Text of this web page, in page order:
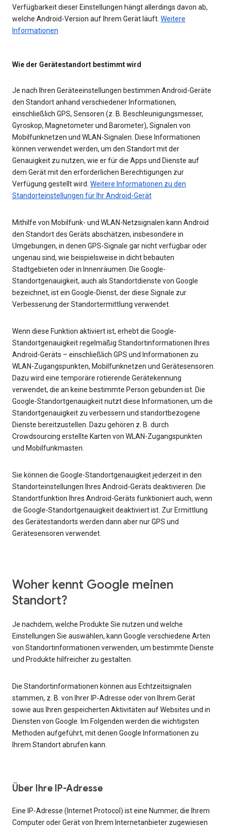
Verfügbarkeit dieser Einstellungen hängt allerdings davon ab,
welche Android-Version auf Ihrem Gerät läuft. Weitere
Informationen
Wie der Gerätestandort bestimmt wird
Je nach Ihren Geräteeinstellungen bestimmen Android-Geräte
den Standort anhand verschiedener Informationen,
einschließlich GPS, Sensoren (z. B. Beschleunigungsmesser,
Gyroskop, Magnetometer und Barometer), Signalen von
Mobilfunknetzen und WLAN-Signalen. Diese Informationen
können verwendet werden, um den Standort mit der
Genauigkeit zu nutzen, wie er für die Apps und Dienste auf
dem Gerät mit den erforderlichen Berechtigungen zur
Verfügung gestellt wird. Weitere Informationen zu den
Standorteinstellungen für Ihr Android-Gerät
Mithilfe von Mobilfunk- und WLAN-Netzsignalen kann Android
den Standort des Geräts abschätzen, insbesondere in
Umgebungen, in denen GPS-Signale gar nicht verfügbar oder
ungenau sind, wie beispielsweise in dicht bebauten
Stadtgebieten oder in Innenräumen. Die Google-
Standortgenauigkeit, auch als Standortdienste von Google
bezeichnet, ist ein Google-Dienst, der diese Signale zur
Verbesserung der Standortermittlung verwendet.
Wenn diese Funktion aktiviert ist, erhebt die Google-
Standortgenauigkeit regelmäßig Standortinformationen Ihres
Android-Geräts – einschließlich GPS und Informationen zu
WLAN-Zugangspunkten, Mobilfunknetzen und Gerätesensoren.
Dazu wird eine temporäre rotierende Gerätekennung
verwendet, die an keine bestimmte Person gebunden ist. Die
Google-Standortgenauigkeit nutzt diese Informationen, um die
Standortgenauigkeit zu verbessern und standortbezogene
Dienste bereitzustellen. Dazu gehören z. B. durch
Crowdsourcing erstellte Karten von WLAN-Zugangspunkten
und Mobilfunkmasten.
Sie können die Google-Standortgenauigkeit jederzeit in den
Standorteinstellungen Ihres Android-Geräts deaktivieren. Die
Standortfunktion Ihres Android-Geräts funktioniert auch, wenn
die Google-Standortgenauigkeit deaktiviert ist. Zur Ermittlung
des Gerätestandorts werden dann aber nur GPS und
Gerätesensoren verwendet.
Woher kennt Google meinen
Standort?
Je nachdem, welche Produkte Sie nutzen und welche
Einstellungen Sie auswählen, kann Google verschiedene Arten
von Standortinformationen verwenden, um bestimmte Dienste
und Produkte hilfreicher zu gestalten.
Die Standortinformationen können aus Echtzeitsignalen
stammen, z. B. von Ihrer IP‑Adresse oder von Ihrem Gerät
sowie aus Ihren gespeicherten Aktivitäten auf Websites und in
Diensten von Google. Im Folgenden werden die wichtigsten
Methoden aufgeführt, mit denen Google Informationen zu
Ihrem Standort abrufen kann.
Über Ihre IP-Adresse
Eine IP-Adresse (Internet Protocol) ist eine Nummer, die Ihrem
Computer oder Gerät von Ihrem Internetanbieter zugewiesen